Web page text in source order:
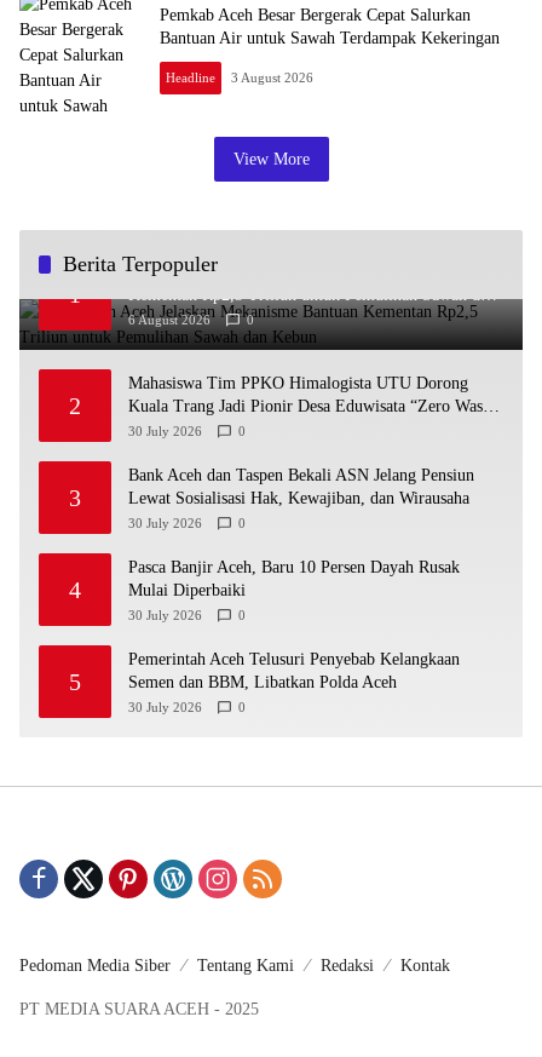
Pemkab Aceh Besar Bergerak Cepat Salurkan
Bantuan Air untuk Sawah Terdampak Kekeringan
Headline 3 August 2026
View More
Berita Terpopuler
1
Pemerintah Aceh Jelaskan Mekanisme Bantuan
Kementan Rp2,5 Triliun untuk Pemulihan Sawah dan
Kebun
6 August 2026 0
2
Mahasiswa Tim PPKO Himalogista UTU Dorong
Kuala Trang Jadi Pionir Desa Eduwisata “Zero Waste”
di Aceh
30 July 2026 0
3
Bank Aceh dan Taspen Bekali ASN Jelang Pensiun
Lewat Sosialisasi Hak, Kewajiban, dan Wirausaha
30 July 2026 0
4
Pasca Banjir Aceh, Baru 10 Persen Dayah Rusak
Mulai Diperbaiki
30 July 2026 0
5
Pemerintah Aceh Telusuri Penyebab Kelangkaan
Semen dan BBM, Libatkan Polda Aceh
30 July 2026 0
Pedoman Media Siber Tentang Kami Redaksi Kontak
PT MEDIA SUARA ACEH - 2025